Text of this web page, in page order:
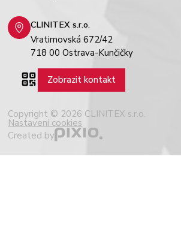
CLINITEX s.r.o.
Vratimovská 672/42
718 00 Ostrava-Kunčičky
Zobrazit kontakt
Copyright © 2026 CLINITEX s.r.o.
Nastavení cookies
Created by